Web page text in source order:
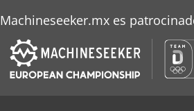
Machineseeker.mx es